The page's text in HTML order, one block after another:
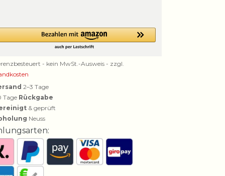
- kein MwSt.-Ausweis - zzgl.
2–3 Tage
Tage Rückgabe
& geprüft
Neuss